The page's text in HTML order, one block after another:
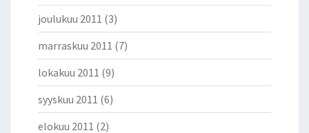
joulukuu 2011 (3)
marraskuu 2011 (7)
lokakuu 2011 (9)
syyskuu 2011 (6)
elokuu 2011 (2)